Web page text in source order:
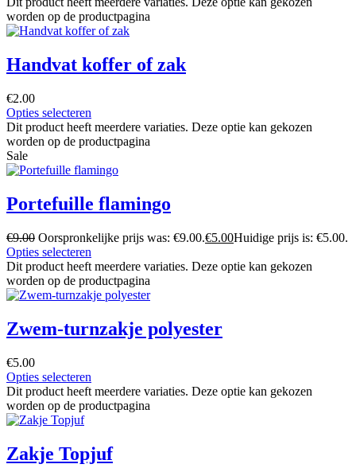
worden op de productpagina
Handvat koffer of zak
€2.00
Opties selecteren
Dit product heeft meerdere variaties. Deze optie kan gekozen
worden op de productpagina
Sale
Portefuille flamingo
€9.00 Oorspronkelijke prijs was: €9.00.€5.00Huidige prijs is: €5.00.
Opties selecteren
Dit product heeft meerdere variaties. Deze optie kan gekozen
worden op de productpagina
Zwem-turnzakje polyester
€5.00
Opties selecteren
Dit product heeft meerdere variaties. Deze optie kan gekozen
worden op de productpagina
Zakje Topjuf